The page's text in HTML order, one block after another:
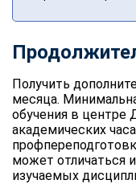
Получить
месяца.
обучения в центре
академических
может отличаться
изучаемых